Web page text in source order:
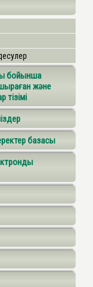
бойынша
және
тізімі
базасы